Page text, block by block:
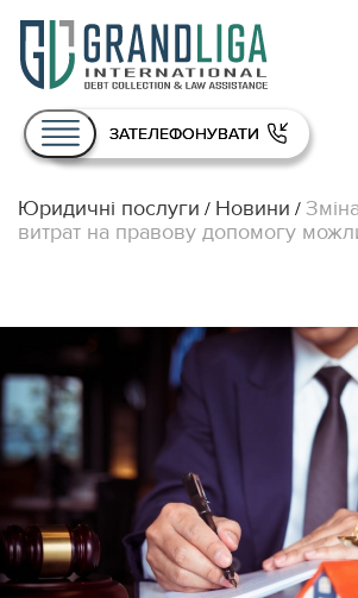
Про нас
Публікації
Контакти
UA EN
ЗАТЕЛЕФОНУВАТИ
Юридичні послуги / Новини /
витрат на правову допомогу